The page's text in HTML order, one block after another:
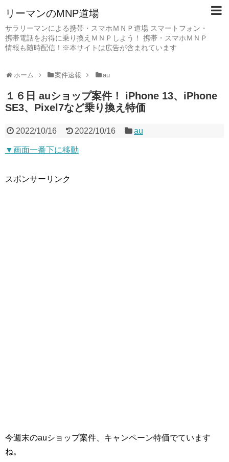
リーマンのMNP道場
サラリーマンによる携帯・スマホＭＮＰ道場 スマートフォン・
携帯電話をお得に乗り換えＭＮＰしよう！ 携帯・スマホＭＮＰ
情報も随時配信！※本サイトは広告が含まれています
ホーム 案件速報 au
１６日 auショップ案件！ iPhone 13、iPhone
SE3、Pixel7など乗り換え特価
2022/10/16 2022/10/16 au
▼画面一番下に移動
スポンサーリンク
今週末のauショップ案件、キャンペーン特価でています
ね。